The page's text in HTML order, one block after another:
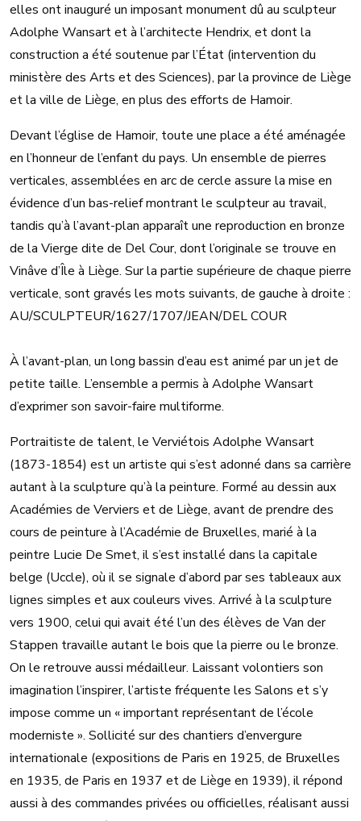
elles ont inauguré un imposant monument dû au sculpteur
Adolphe Wansart et à l’architecte Hendrix, et dont la
construction a été soutenue par l’État (intervention du
ministère des Arts et des Sciences), par la province de Liège
et la ville de Liège, en plus des efforts de Hamoir.
Devant l’église de Hamoir, toute une place a été aménagée
en l’honneur de l’enfant du pays. Un ensemble de pierres
verticales, assemblées en arc de cercle assure la mise en
évidence d’un bas-relief montrant le sculpteur au travail,
tandis qu’à l’avant-plan apparaît une reproduction en bronze
de la Vierge dite de Del Cour, dont l’originale se trouve en
Vinâve d’Île à Liège. Sur la partie supérieure de chaque pierre
verticale, sont gravés les mots suivants, de gauche à droite :
AU/SCULPTEUR/1627/1707/JEAN/DEL COUR
À l’avant-plan, un long bassin d’eau est animé par un jet de
petite taille. L’ensemble a permis à Adolphe Wansart
d’exprimer son savoir-faire multiforme.
Portraitiste de talent, le Verviétois Adolphe Wansart
(1873-1854) est un artiste qui s’est adonné dans sa carrière
autant à la sculpture qu’à la peinture. Formé au dessin aux
Académies de Verviers et de Liège, avant de prendre des
cours de peinture à l’Académie de Bruxelles, marié à la
peintre Lucie De Smet, il s’est installé dans la capitale
belge (Uccle), où il se signale d’abord par ses tableaux aux
lignes simples et aux couleurs vives. Arrivé à la sculpture
vers 1900, celui qui avait été l’un des élèves de Van der
Stappen travaille autant le bois que la pierre ou le bronze.
On le retrouve aussi médailleur. Laissant volontiers son
imagination l’inspirer, l’artiste fréquente les Salons et s’y
impose comme un « important représentant de l’école
moderniste ». Sollicité sur des chantiers d’envergure
internationale (expositions de Paris en 1925, de Bruxelles
en 1935, de Paris en 1937 et de Liège en 1939), il répond
aussi à des commandes privées ou officielles, réalisant aussi